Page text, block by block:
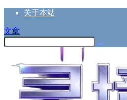
关于本站
文章